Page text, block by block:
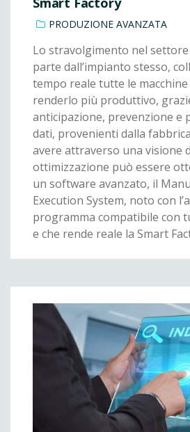
PRODUZIONE AVANZATA
Lo stravolgimento nel
parte dall’impianto stesso,
tempo reale tutte le
renderlo più produttivo,
anticipazione, prevenzione e
dati, provenienti dalla
avere attraverso una visione
ottimizzazione può essere
un software avanzato, il
Execution System, noto con
programma compatibile con
e che rende reale la Smart